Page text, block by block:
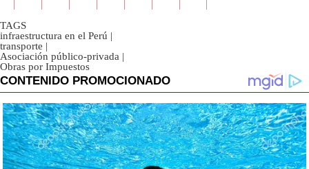
TAGS
infraestructura en el Perú |
transporte |
Asociación público-privada |
Obras por Impuestos